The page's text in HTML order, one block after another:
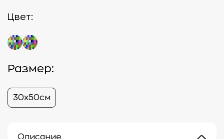
Цвет:
Размер:
30х50см
Описание